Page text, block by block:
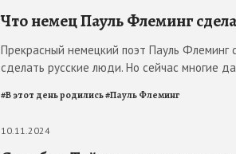
Что немец Пауль Флеминг
Прекрасный немецкий поэт Пауль
сделать русские люди. Но сейчас многие
#В этот день родились#Пауль Флеминг
10.11.2024